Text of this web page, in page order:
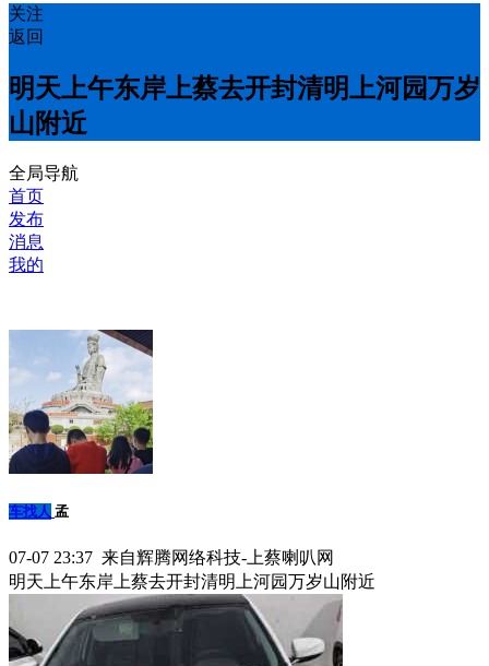
关注
返回
明天上午东岸上蔡去开封清明上河园万岁
山附近
全局导航
首页
发布
消息
我的
车找人 孟
07-07 23:37 来自辉腾网络科技-上蔡喇叭网
明天上午东岸上蔡去开封清明上河园万岁山附近